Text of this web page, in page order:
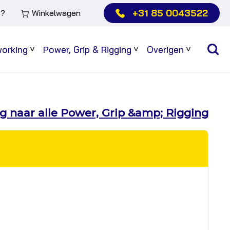
Winkelwagen +31 85 0043522
Sub
Power, Grip & Rigging
Sub
Overigen
Sub
naar alle Power, Grip &amp; Rigging